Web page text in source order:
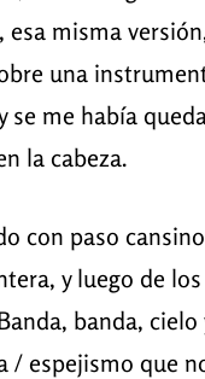
esa misma
una
se me había
la cabeza.
con paso
y luego de
banda, cielo
/ espejismo que